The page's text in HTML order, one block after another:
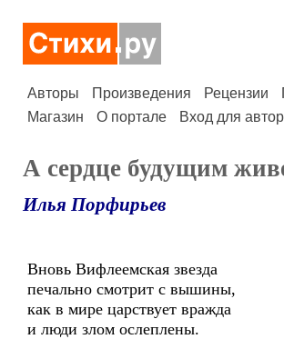
Авторы Произведения Рецензии
Магазин
О портале Вход для
А сердце будущим
Илья Порфирьев
Вновь Вифлеемская звезда
печально смотрит с вышины,
как в мире царствует вражда
и люди злом ослеплены.